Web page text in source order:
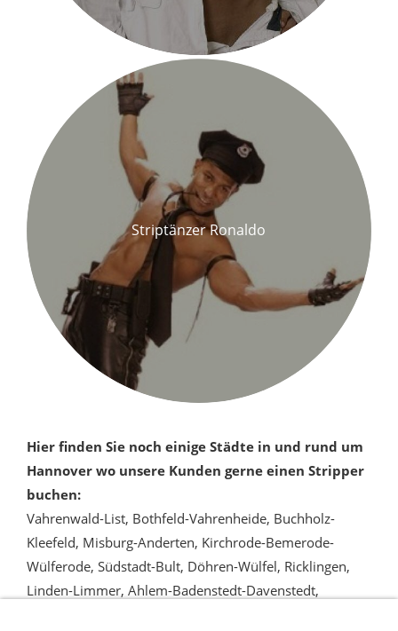
Striptänzer Ronaldo
Hier finden Sie noch einige Städte in und rund um
Hannover wo unsere Kunden gerne einen Stripper
buchen:
Vahrenwald-List, Bothfeld-Vahrenheide, Buchholz-
Kleefeld, Misburg-Anderten, Kirchrode-Bemerode-
Wülferode, Südstadt-Bult, Döhren-Wülfel, Ricklingen,
Linden-Limmer, Ahlem-Badenstedt-Davenstedt,